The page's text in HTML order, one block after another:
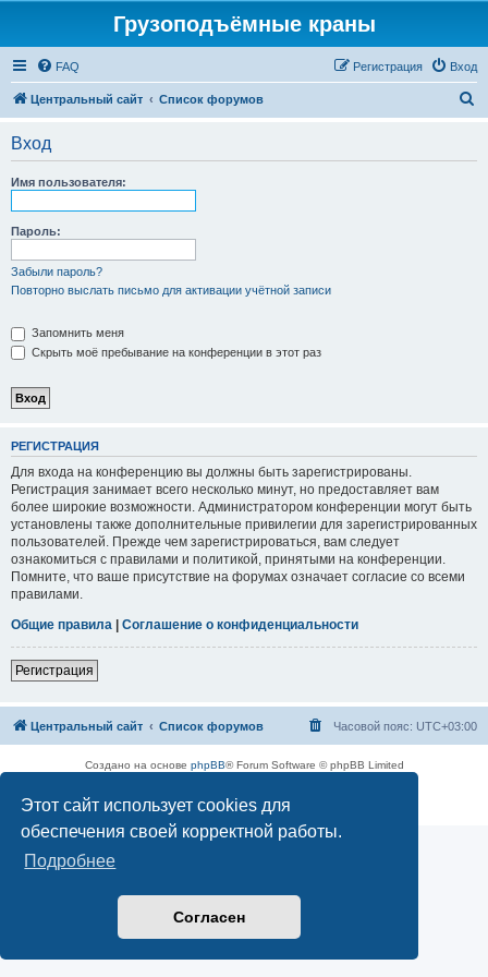
Этот сайт использует cookies для
обеспечения своей корректной работы.
Подробнее
Согласен
Грузоподъёмные краны
FAQ Вход
Регистрация
Центральный сайт Список форумов
Вход
Имя пользователя:
Пароль:
Забыли пароль?
Повторно выслать письмо для активации учётной записи
Запомнить меня
Скрыть моё пребывание на конференции в этот раз
РЕГИСТРАЦИЯ
Для входа на конференцию вы должны быть зарегистрированы.
Регистрация занимает всего несколько минут, но предоставляет вам
более широкие возможности. Администратором конференции могут быть
установлены также дополнительные привилегии для зарегистрированных
пользователей. Прежде чем зарегистрироваться, вам следует
ознакомиться с правилами и политикой, принятыми на конференции.
Помните, что ваше присутствие на форумах означает согласие со всеми
правилами.
Общие правила | Соглашение о конфиденциальности
Регистрация
Центральный сайт Список форумов Часовой пояс: UTC+03:00
Создано на основе phpBB® Forum Software © phpBB Limited
Конфиденциальность|Правила